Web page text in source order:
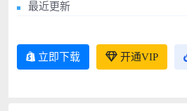
最近更新
立即下载 开通VIP